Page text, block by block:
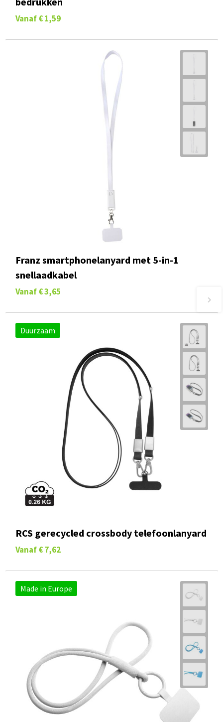
Vanaf € 1,59
Franz smartphonelanyard met 5-in-1
snellaadkabel
Vanaf € 3,65
Duurzaam
RCS gerecycled crossbody telefoonlanyard
Vanaf € 7,62
Made in Europe